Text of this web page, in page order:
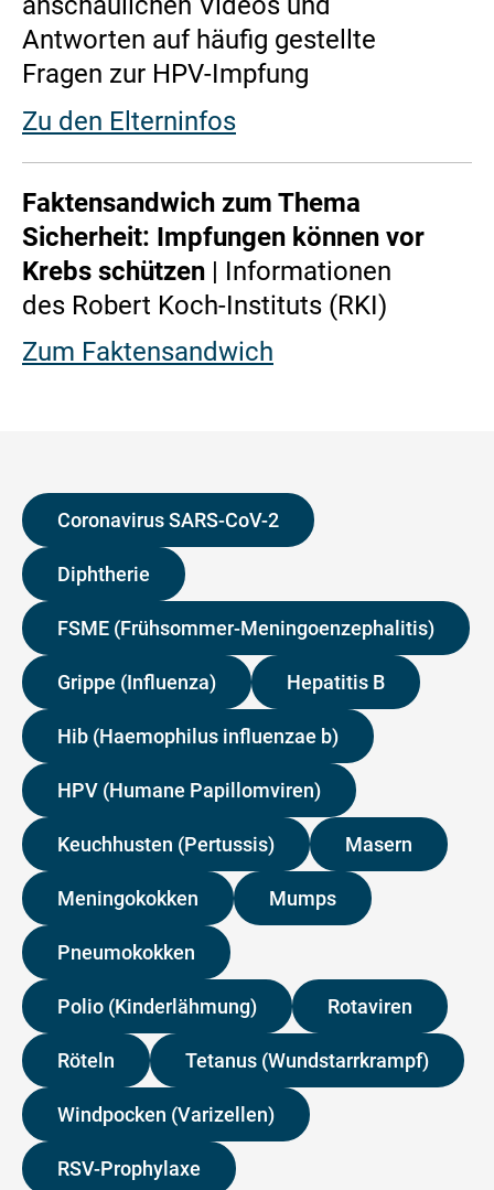
Antworten auf häufig gestellte
Fragen zur HPV-Impfung
Zu den Elterninfos
Faktensandwich zum Thema
Sicherheit: Impfungen können vor
Krebs schützen | Informationen
des Robert Koch-Instituts (RKI)
Zum Faktensandwich
Coronavirus SARS-CoV-2
Diphtherie
FSME (Frühsommer-Meningoenzephalitis)
Grippe (Influenza) Hepatitis B
Hib (Haemophilus influenzae b)
HPV (Humane Papillomviren)
Keuchhusten (Pertussis) Masern
Meningokokken Mumps
Pneumokokken
Polio (Kinderlähmung) Rotaviren
Röteln Tetanus (Wundstarrkrampf)
Windpocken (Varizellen)
RSV-Prophylaxe